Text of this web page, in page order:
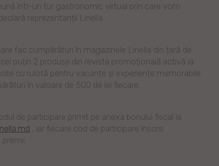
într-un tur gastronomic virtual prin care vom
reprezentanții Linella.
fac cumpărături în magazinele Linella din țară de
puțin 2 produse din revista promoțională activă la
cu rulotă pentru vacanțe și experiențe memorabile
în valoare de 500 de lei fiecare.
de participare primit pe anexa bonului fiscal la
, iar fiecare cod de participare înscris